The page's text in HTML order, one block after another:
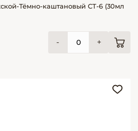
Тёмно-каштановый СТ-6 (30мл
- +